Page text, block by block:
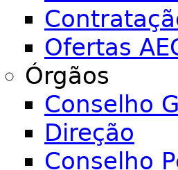
Ofertas
Órgãos
Conselho
Direção
Conselho